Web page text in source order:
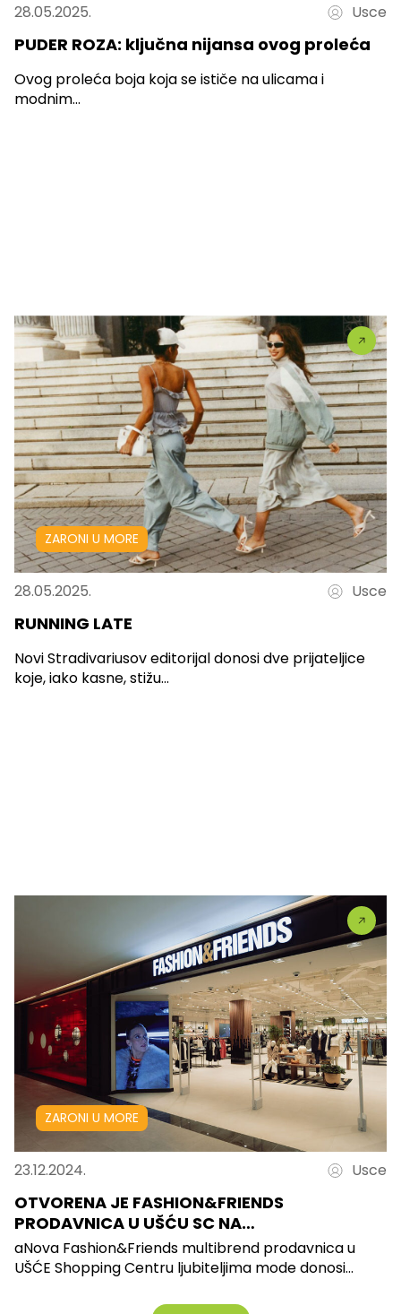
28.05.2025. Usce
PUDER ROZA: ključna nijansa ovog proleća
Ovog proleća boja koja se ističe na ulicama i
modnim...
ZARONI U MORE
28.05.2025. Usce
RUNNING LATE
Novi Stradivariusov editorijal donosi dve prijateljice
koje, iako kasne, stižu...
ZARONI U MORE
23.12.2024. Usce
OTVORENA JE FASHION&FRIENDS
PRODAVNICA U UŠĆU SC NA…
aNova Fashion&Friends multibrend prodavnica u
UŠĆE Shopping Centru ljubiteljima mode donosi...